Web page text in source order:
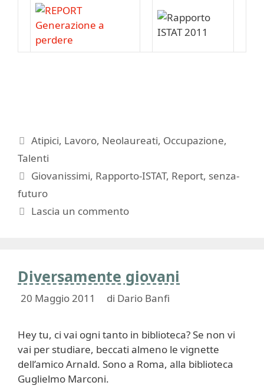
Categorie
Atipici, Lavoro, Neolaureati, Occupazione,
Talenti
Tag
Giovanissimi, Rapporto-ISTAT, Report, senza-
futuro
Lascia un commento
Diversamente giovani
20 Maggio 2011 di Dario Banfi
Hey tu, ci vai ogni tanto in biblioteca? Se non vi
vai per studiare, beccati almeno le vignette
dell’amico Arnald. Sono a Roma, alla biblioteca
Guglielmo Marconi.